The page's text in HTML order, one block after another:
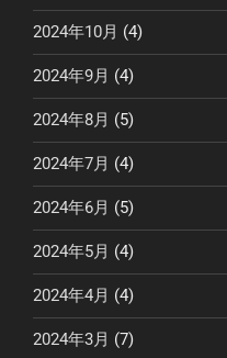
2024年10月 (4)
2024年9月 (4)
2024年8月 (5)
2024年7月 (4)
2024年6月 (5)
2024年5月 (4)
2024年4月 (4)
2024年3月 (7)